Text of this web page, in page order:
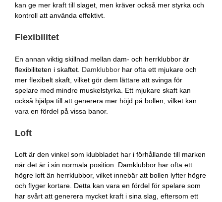
kan ge mer kraft till slaget, men kräver också mer styrka och
kontroll att använda effektivt.
Flexibilitet
En annan viktig skillnad mellan dam- och herrklubbor är
flexibiliteten i skaftet. Damklubbor har ofta ett mjukare och
mer flexibelt skaft, vilket gör dem lättare att svinga för
spelare med mindre muskelstyrka. Ett mjukare skaft kan
också hjälpa till att generera mer höjd på bollen, vilket kan
vara en fördel på vissa banor.
Loft
Loft är den vinkel som klubbladet har i förhållande till marken
när det är i sin normala position. Damklubbor har ofta ett
högre loft än herrklubbor, vilket innebär att bollen lyfter högre
och flyger kortare. Detta kan vara en fördel för spelare som
har svårt att generera mycket kraft i sina slag, eftersom ett